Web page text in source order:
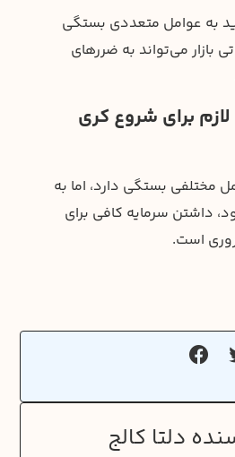
به عوامل متعددی بستگی
بازار می‌تواند به ضررهای
برای شروع کری
مختلفی بستگی دارد، اما به
داشتن سرمایه کافی برای
است.
دلتا کالج